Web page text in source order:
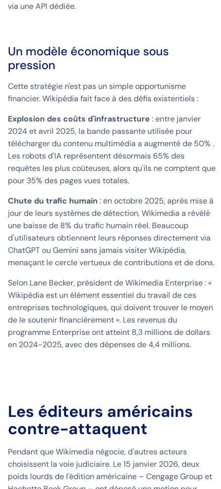
via une API dédiée.
Un modèle économique sous
pression
Cette stratégie n'est pas un simple opportunisme
financier. Wikipédia fait face à des défis existentiels :
Explosion des coûts d'infrastructure : entre janvier
2024 et avril 2025, la bande passante utilisée pour
télécharger du contenu multimédia a augmenté de 50% .
Les robots d'IA représentent désormais 65% des
requêtes les plus coûteuses, alors qu'ils ne comptent que
pour 35% des pages vues totales.
Chute du trafic humain : en octobre 2025, après mise à
jour de leurs systèmes de détection, Wikimedia a révélé
une baisse de 8% du trafic humain réel. Beaucoup
d'utilisateurs obtiennent leurs réponses directement via
ChatGPT ou Gemini sans jamais visiter Wikipédia,
menaçant le cercle vertueux de contributions et de dons.
Selon Lane Becker, président de Wikimedia Enterprise : «
Wikipédia est un élément essentiel du travail de ces
entreprises technologiques, qui doivent trouver le moyen
de le soutenir financièrement ». Les revenus du
programme Enterprise ont atteint 8,3 millions de dollars
en 2024-2025, avec des dépenses de 4,4 millions.
Les éditeurs américains
contre-attaquent
Pendant que Wikimedia négocie, d'autres acteurs
choisissent la voie judiciaire. Le 15 janvier 2026, deux
poids lourds de l'édition américaine – Cengage Group et